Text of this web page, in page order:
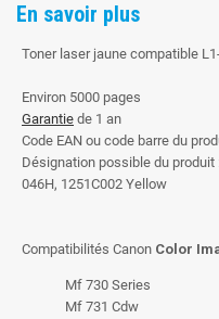
En savoir plus
Toner laser jaune compatible L1-
Environ 5000 pages
Garantie de 1 an
Code EAN ou code barre du
Désignation possible du
046H, 1251C002 Yellow
Compatibilités Canon Color
Mf 730 Series
Mf 731 Cdw